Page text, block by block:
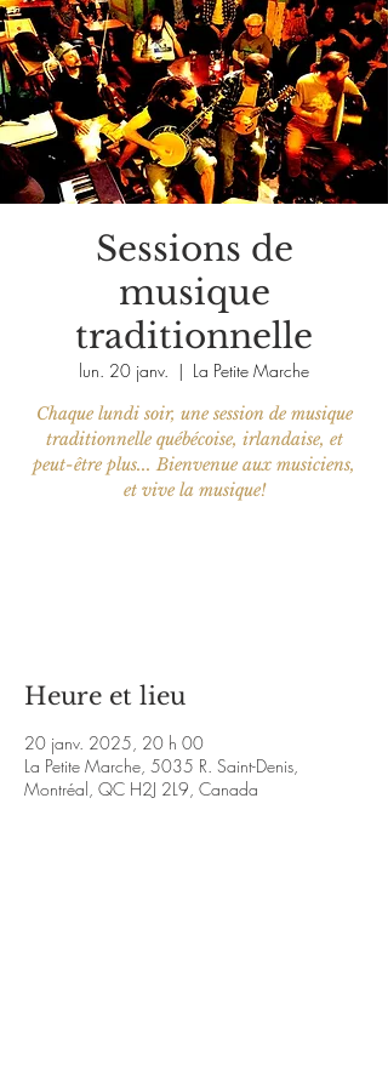
Sessions de
musique
traditionnelle
lun. 20 janv.
  |
La Petite Marche
Chaque lundi soir, une session de musique
traditionnelle québécoise, irlandaise, et
peut-être plus... Bienvenue aux musiciens,
et vive la musique!
Heure et lieu
20 janv. 2025, 20 h 00
La Petite Marche, 5035 R. Saint-Denis,
Montréal, QC H2J 2L9, Canada